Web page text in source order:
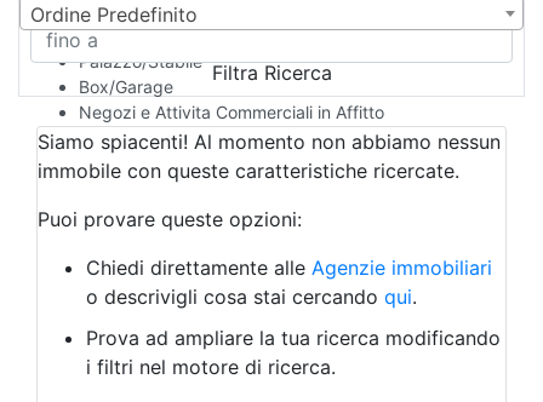
Camera d'Albergo
Multiproprietà
Palazzo/Stabile
Box/Garage
Negozi e Attivita Commerciali in Affitto
Qualsiasi
Attività/Licenza Commerciale
Azienda Agricola
Bar/Ristorante
Albergo
Laboratorio Artigianale
Negozio/locale commerciale
Agriturismo
Magazzini
Ordine Predefinito
Filtra Ricerca
Siamo spiacenti! Al momento non abbiamo nessun
immobile con queste caratteristiche ricercate.
Puoi provare queste opzioni:
Chiedi direttamente alle Agenzie immobiliari
o descrivigli cosa stai cercando qui.
Prova ad ampliare la tua ricerca modificando
i filtri nel motore di ricerca.